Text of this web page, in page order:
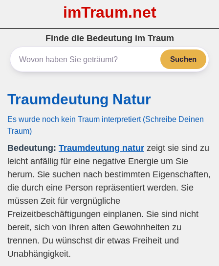
imTraum.net
Finde die Bedeutung im Traum
Suchen
Traumdeutung Natur
Es wurde noch kein Traum interpretiert (Schreibe Deinen
Traum)
Bedeutung: Traumdeutung natur zeigt sie sind zu
leicht anfällig für eine negative Energie um Sie
herum. Sie suchen nach bestimmten Eigenschaften,
die durch eine Person repräsentiert werden. Sie
müssen Zeit für vergnügliche
Freizeitbeschäftigungen einplanen. Sie sind nicht
bereit, sich von Ihren alten Gewohnheiten zu
trennen. Du wünschst dir etwas Freiheit und
Unabhängigkeit.